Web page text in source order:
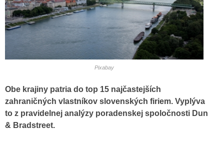
Pixabay
Obe krajiny patria do top 15 najčastejších
zahraničných vlastníkov slovenských firiem. Vyplýva
to z pravidelnej analýzy poradenskej spoločnosti Dun
& Bradstreet.